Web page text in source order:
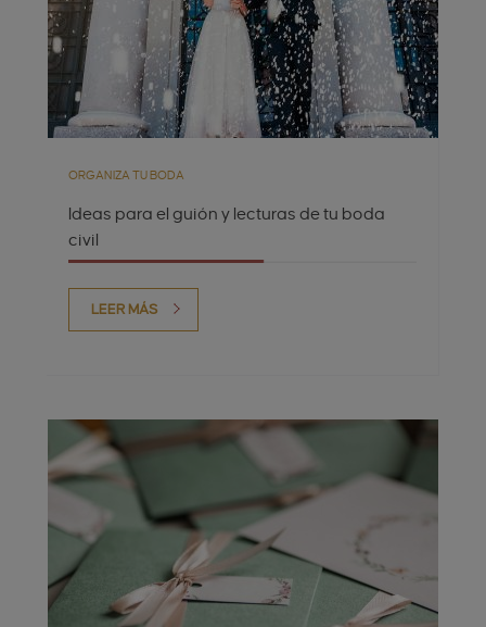
ORGANIZA TU BODA
Ideas para el guión y lecturas de tu boda
civil
LEER MÁS